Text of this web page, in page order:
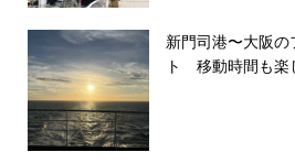
新門司港〜大阪
ト 移動時間も楽